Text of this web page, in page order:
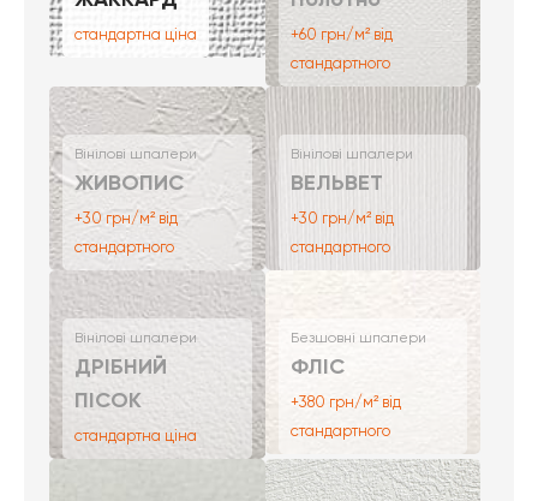
стандартна ціна
+60 грн/м² від
стандартного
Вінілові шпалери
ЖИВОПИС
+30 грн/м² від
стандартного
Вінілові шпалери
ВЕЛЬВЕТ
+30 грн/м² від
стандартного
Вінілові шпалери
ДРІБНИЙ
ПІСОК
стандартна ціна
Безшовні шпалери
ФЛІС
+380 грн/м² від
стандартного